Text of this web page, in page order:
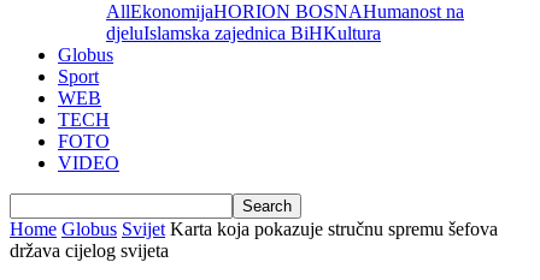
AllEkonomijaHORION BOSNAHumanost na
djeluIslamska zajednica BiHKultura
Globus
Sport
WEB
TECH
FOTO
VIDEO
Home Globus Svijet Karta koja pokazuje stručnu spremu šefova
država cijelog svijeta